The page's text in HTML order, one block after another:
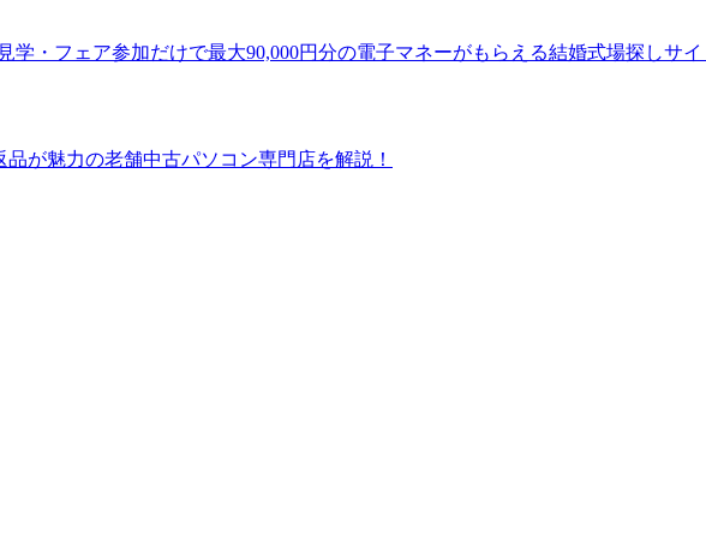
学・フェア参加だけで最大90,000円分の電子マネーがもらえる結婚式場探しサイ
品が魅力の老舗中古パソコン専門店を解説！